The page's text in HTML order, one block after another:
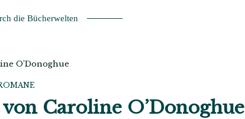
die Bücherwelten
O’Donoghue
Caroline O’Donoghue